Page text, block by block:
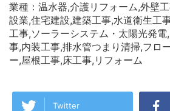
業種：温水器,介護リフォーム,外壁
設業,住宅建設,建築工事,水道衛生工
工事,ソーラーシステム・太陽光発
事,内装工事,排水管つまり清掃,フロ
ー,屋根工事,床工事,リフォーム
Twitter